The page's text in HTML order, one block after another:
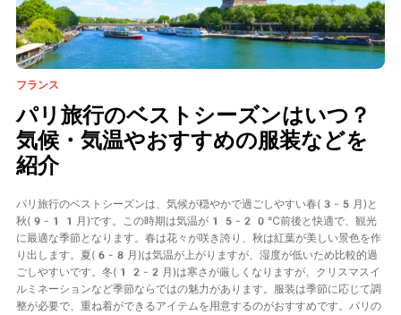
フランス
パリ旅行のベストシーズンはいつ？
気候・気温やおすすめの服装などを
紹介
パリ旅行のベストシーズンは、気候が穏やかで過ごしやすい春(3-5月)と
秋(9-11月)です。この時期は気温が15-20℃前後と快適で、観光
に最適な季節となります。春は花々が咲き誇り、秋は紅葉が美しい景色を作
り出します。夏(6-8月)は気温が上がりますが、湿度が低いため比較的過
ごしやすいです。冬(12-2月)は寒さが厳しくなりますが、クリスマスイ
ルミネーションなど季節ならではの魅力があります。服装は季節に応じて調
整が必要で、重ね着ができるアイテムを用意するのがおすすめです。パリの